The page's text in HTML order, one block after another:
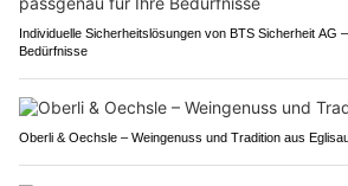
Individuelle Sicherheitslösungen von BTS Sicherheit AG
Bedürfnisse
Oberli & Oechsle – Weingenuss und Tradition aus